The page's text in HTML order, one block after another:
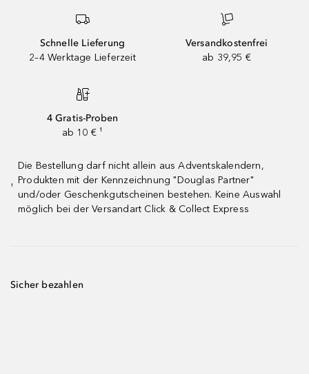
Schnelle Lieferung
2–4 Werktage Lieferzeit
Versandkostenfrei
ab 39,95 €
4 Gratis-Proben
ab 10 € ¹
¹
Die Bestellung darf nicht allein aus Adventskalendern,
Produkten mit der Kennzeichnung "Douglas Partner"
und/oder Geschenkgutscheinen bestehen. Keine Auswahl
möglich bei der Versandart Click & Collect Express
Sicher bezahlen